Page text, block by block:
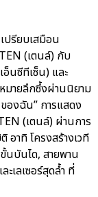
ปรียบเสมือน
(เตนล์) กับ
นซีทีเซ็น) และ
มายลึกซึ้งผ่านนิยาม
องฉัน” การแสดง
(เตนล์) ผ่านการ
าทิ โครงสร้างเวที
นบันได, สายพาน
ะเลเซอร์สุดล้ำ ที่